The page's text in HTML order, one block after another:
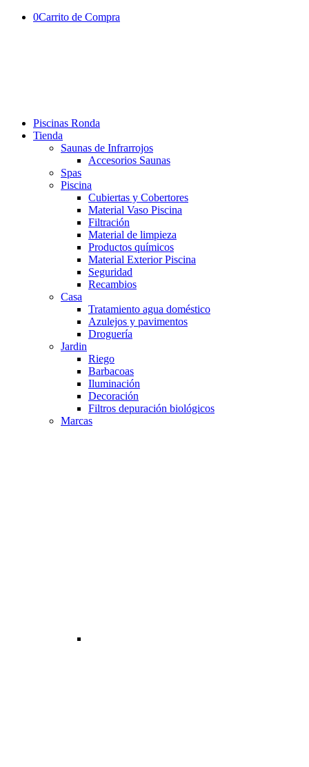
0Carrito de Compra
Piscinas Ronda
Tienda
Saunas de Infrarrojos
Accesorios Saunas
Spas
Piscina
Cubiertas y Cobertores
Material Vaso Piscina
Filtración
Material de limpieza
Productos químicos
Material Exterior Piscina
Seguridad
Recambios
Casa
Tratamiento agua doméstico
Azulejos y pavimentos
Droguería
Jardin
Riego
Barbacoas
Iluminación
Decoración
Filtros depuración biológicos
Marcas